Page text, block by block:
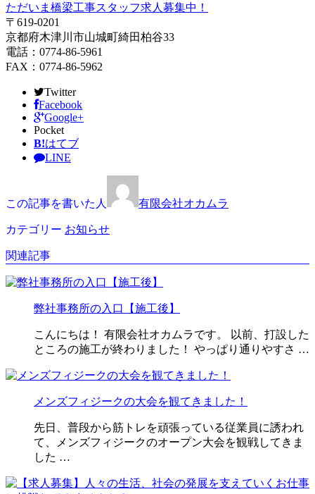
ただいま橋梁工事スタッフ求人募集中！
〒619-0201
京都府木津川市山城町綺田柏谷33
電話：0774-86-5961
FAX：0774-86-5962
Twitter
Facebook
Google+
Pocket
B!はてブ
LINE
この記事を書いた人 有限会社オカムラ
カテゴリー お知らせ
関連記事
弊社事務所の入口【施工後】
こんにちは！ 有限会社オカムラです。 以前、打設した
ところの施工が終わりました！ やっぱり通りやすさ …
メンズフィジークの大会を観てきました！
先日、普段から筋トレを頑張っている従業員に誘われ
て、メンズフィジークのオープン大会を観戦してきま
した …